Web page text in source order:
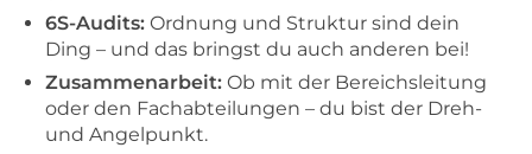
6S-Audits: Ordnung und Struktur sind dein
Ding – und das bringst du auch anderen bei!
Zusammenarbeit: Ob mit der Bereichsleitung
oder den Fachabteilungen – du bist der Dreh-
und Angelpunkt.